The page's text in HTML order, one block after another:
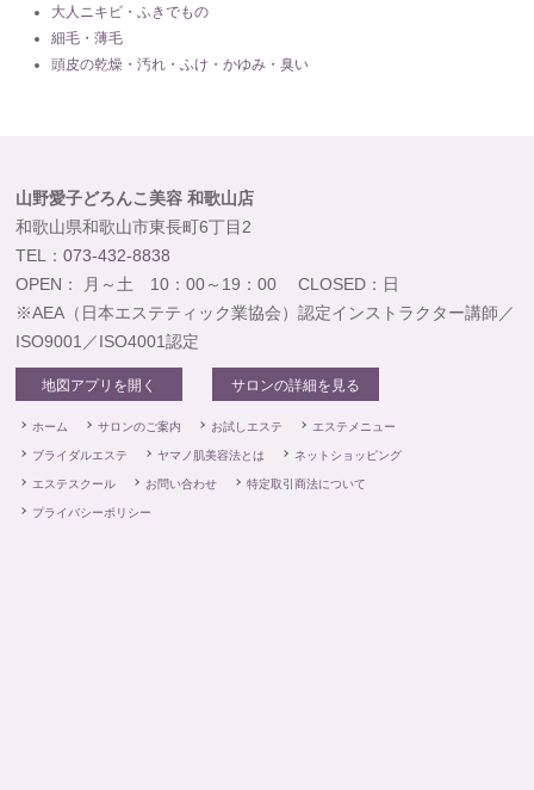
大人ニキビ・ふきでもの
細毛・薄毛
頭皮の乾燥・汚れ・ふけ・かゆみ・臭い
山野愛子どろんこ美容 和歌山店
和歌山県和歌山市東長町6丁目2
TEL：073-432-8838
OPEN： 月～土 10：00～19：00 CLOSED：日
※AEA（日本エステティック業協会）認定インストラクター講師／
ISO9001／ISO4001認定
地図アプリを開く サロンの詳細を見る
ホーム サロンのご案内 お試しエステ エステメニュー
ブライダルエステ ヤマノ肌美容法とは ネットショッピング
エステスクール お問い合わせ 特定取引商法について
プライバシーポリシー